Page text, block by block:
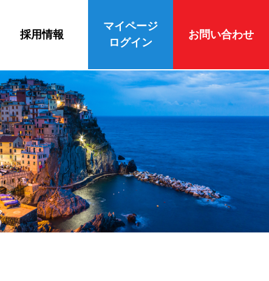
採用情報
マイページ
ログイン
お問い合わせ